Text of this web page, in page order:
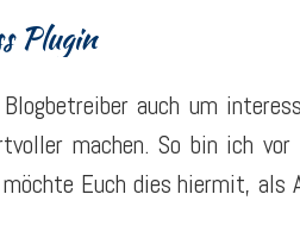
Plugin
auch um
machen. So bin ich
Euch dies hiermit, als